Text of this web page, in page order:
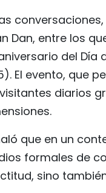
Dan, entre los
del Día
El evento, que
diarios
que en un
formales de
sino